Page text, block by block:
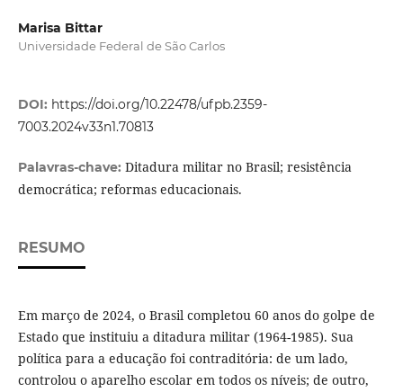
Marisa Bittar
Universidade Federal de São Carlos
DOI: https://doi.org/10.22478/ufpb.2359-
7003.2024v33n1.70813
Palavras-chave: Ditadura militar no Brasil; resistência
democrática; reformas educacionais.
RESUMO
Em março de 2024, o Brasil completou 60 anos do golpe de
Estado que instituiu a ditadura militar (1964-1985). Sua
política para a educação foi contraditória: de um lado,
controlou o aparelho escolar em todos os níveis; de outro,